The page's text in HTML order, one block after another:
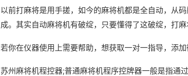
以前打麻将是用手搓，如今的麻将机都是全自动，从
成。其实自动麻将机有破绽，只要懂得了这破绽，打麻
若你在仪器使用上需要帮助，想获取一对一指导，添
苏州麻将机程控器;普通麻将机程序控牌器一般是指通